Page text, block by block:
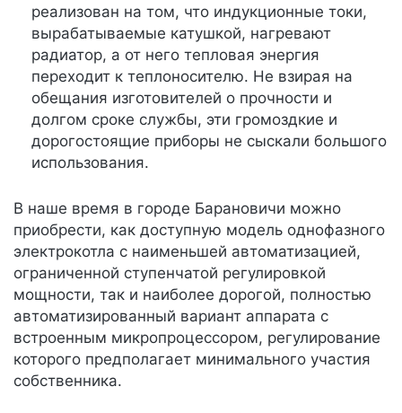
реализован на том, что индукционные токи,
вырабатываемые катушкой, нагревают
радиатор, а от него тепловая энергия
переходит к теплоносителю. Не взирая на
обещания изготовителей о прочности и
долгом сроке службы, эти громоздкие и
дорогостоящие приборы не сыскали большого
использования.
В наше время в городе Барановичи можно
приобрести, как доступную модель однофазного
электрокотла с наименьшей автоматизацией,
ограниченной ступенчатой регулировкой
мощности, так и наиболее дорогой, полностью
автоматизированный вариант аппарата с
встроенным микропроцессором, регулирование
которого предполагает минимального участия
собственника.